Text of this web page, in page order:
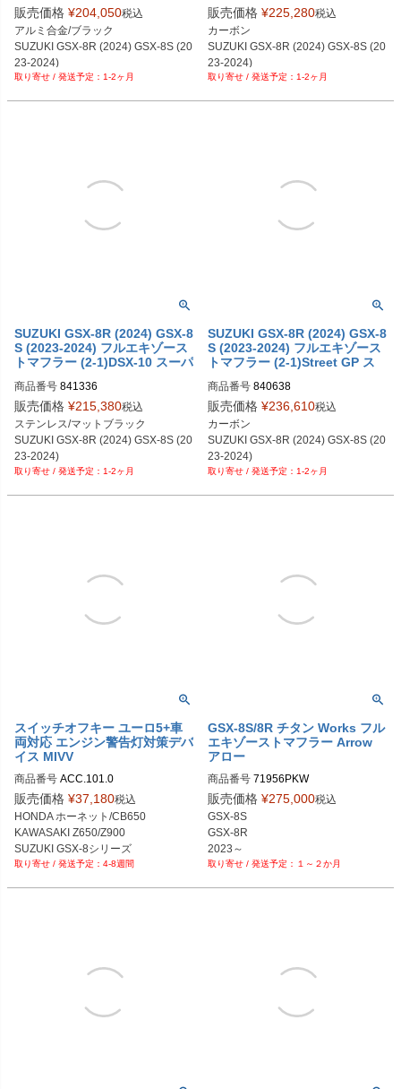
販売価格 ¥204,050税込
アルミ合金/ブラック
SUZUKI GSX-8R (2024) GSX-8S (20
23-2024)
1-2ヶ月
販売価格 ¥225,280税込
カーボン
SUZUKI GSX-8R (2024) GSX-8S (20
23-2024)
1-2ヶ月
SUZUKI GSX-8R (2024) GSX-8
S (2023-2024) フルエキゾース
トマフラー (2-1)DSX-10 スーパ
商品番号 841336
販売価格 ¥215,380税込
ステンレス/マットブラック
SUZUKI GSX-8R (2024) GSX-8S (20
23-2024)
1-2ヶ月
SUZUKI GSX-8R (2024) GSX-8
S (2023-2024) フルエキゾース
トマフラー (2-1)Street GP ス
商品番号 840638
販売価格 ¥236,610税込
カーボン
SUZUKI GSX-8R (2024) GSX-8S (20
23-2024)
1-2ヶ月
スイッチオフキー ユーロ5+車
両対応 エンジン警告灯対策デバ
イス MIVV
商品番号 ACC.101.0
WRS
販売価格 ¥37,180税込
HONDA ホーネット/CB650
KAWASAKI Z650/Z900
SUZUKI GSX-8シリーズ
YAMAHA MT-09-XSR900
4-8週間
GSX-8S/8R チタン Works フル
エキゾーストマフラー Arrow
アロー
商品番号 71956PKW
販売価格 ¥275,000税込
GSX-8S
GSX-8R
2023～
１～２か月